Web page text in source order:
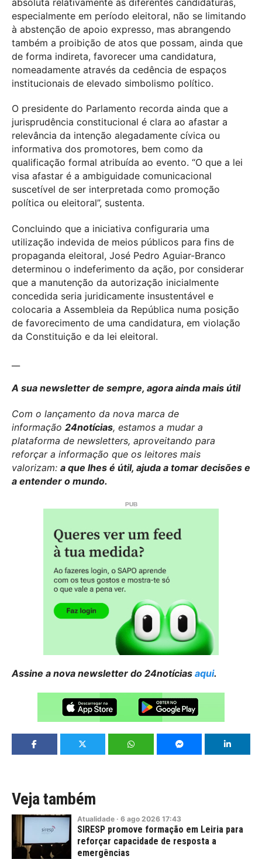
especialmente em período eleitoral, não se limitando
à abstenção de apoio expresso, mas abrangendo
também a proibição de atos que possam, ainda que
de forma indireta, favorecer uma candidatura,
nomeadamente através da cedência de espaços
institucionais de elevado simbolismo político.
O presidente do Parlamento recorda ainda que a
jurisprudência constitucional é clara ao afastar a
relevância da intenção alegadamente cívica ou
informativa dos promotores, bem como da
qualificação formal atribuída ao evento. “O que a lei
visa afastar é a ambiguidade comunicacional
suscetível de ser interpretada como promoção
política ou eleitoral”, sustenta.
Concluindo que a iniciativa configuraria uma
utilização indevida de meios públicos para fins de
propaganda eleitoral, José Pedro Aguiar-Branco
determinou o indeferimento da ação, por considerar
que a manutenção da autorização inicialmente
concedida seria juridicamente insustentável e
colocaria a Assembleia da República numa posição
de favorecimento de uma candidatura, em violação
da Constituição e da lei eleitoral.
A sua newsletter de sempre, agora ainda mais útil
Com o lançamento da nova marca de
informação 24notícias, estamos a mudar a
plataforma de newsletters, aproveitando para
reforçar a informação que os leitores mais
valorizam: a que lhes é útil, ajuda a tomar decisões e
a entender o mundo.
Assine a nova newsletter do 24notícias aqui.
Veja também
Atualidade · 6 ago 2026 17:43
SIRESP promove formação em Leiria para
reforçar capacidade de resposta a
emergências